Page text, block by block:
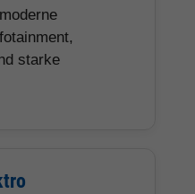
starke